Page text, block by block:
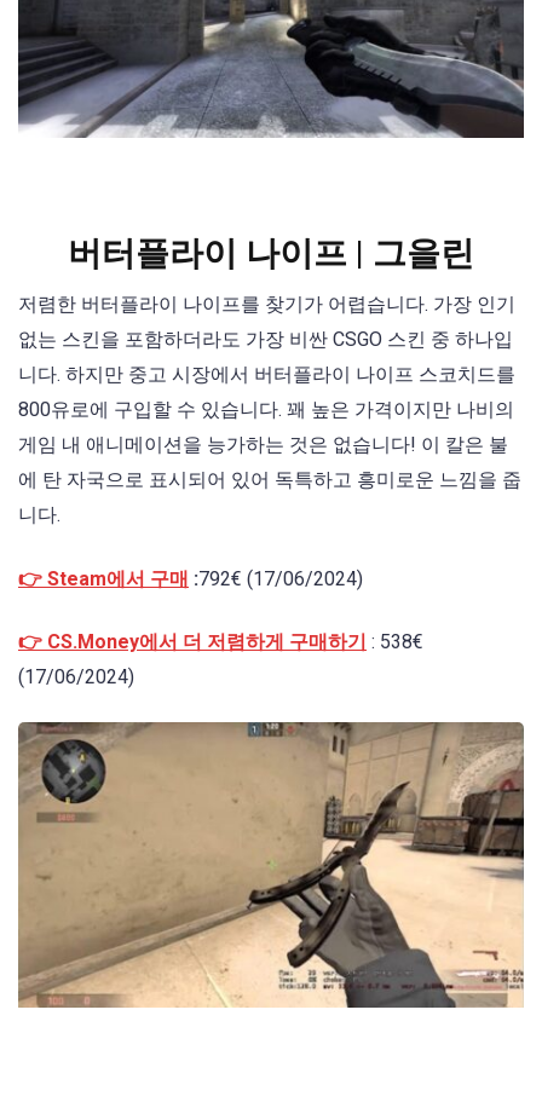
버터플라이 나이프 | 그을린
저렴한 버터플라이 나이프를 찾기가 어렵습니다. 가장 인기
없는 스킨을 포함하더라도 가장 비싼 CSGO 스킨 중 하나입
니다. 하지만 중고 시장에서 버터플라이 나이프 스코치드를
800유로에 구입할 수 있습니다. 꽤 높은 가격이지만 나비의
게임 내 애니메이션을 능가하는 것은 없습니다! 이 칼은 불
에 탄 자국으로 표시되어 있어 독특하고 흥미로운 느낌을 줍
니다.
👉 Steam에서 구매 :792€ (17/06/2024)
👉 CS.Money에서 더 저렴하게 구매하기 : 538€
(17/06/2024)